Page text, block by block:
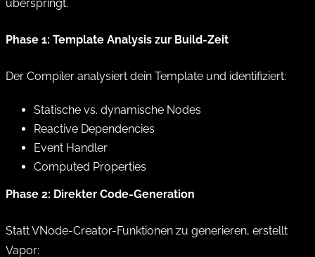
überspringt.
Phase 1: Template Analysis zur Build-Zeit
Der Compiler analysiert dein Template und identifiziert:
Statische vs. dynamische Nodes
Reactive Dependencies
Event Handler
Computed Properties
Phase 2: Direkter Code-Generation
Statt VNode-Creator-Funktionen zu generieren, erstellt
Vapor: